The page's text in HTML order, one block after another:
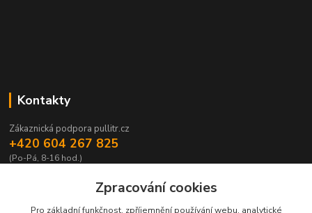
Kontakty
Zákaznická podpora pullitr.cz
+420 604 267 825
(Po-Pá, 8-16 hod.)
Zpracování cookies
Pro základní funkčnost, zpříjemnění používání webu, analytické